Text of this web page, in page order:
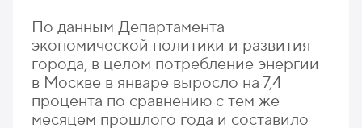
По данным Департамента
экономической политики и развития
города, в целом потребление энергии
в Москве в январе выросло на 7,4
процента по сравнению с тем же
месяцем прошлого года и составило